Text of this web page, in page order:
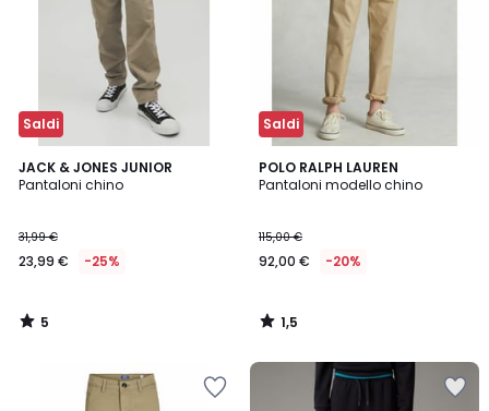
Saldi
JACK & JONES JUNIOR
Pantaloni chino
31,99 €
23,99 € -25%
5
/
5
/
Saldi
POLO RALPH LAUREN
Pantaloni modello chino
115,00 €
92,00 € -20%
1,5
/
1,5
/